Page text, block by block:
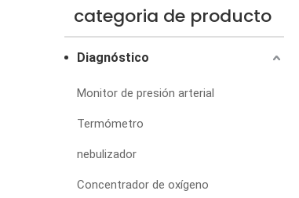
categoria de producto
Diagnóstico
Monitor de presión arterial
Termómetro
nebulizador
Concentrador de oxígeno